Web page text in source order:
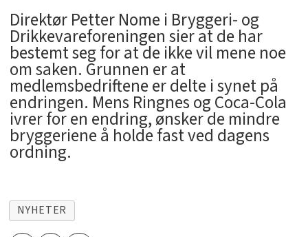
Direktør Petter Nome i Bryggeri- og
Drikkevareforeningen sier at de har
bestemt seg for at de ikke vil mene noe
om saken. Grunnen er at
medlemsbedriftene er delte i synet på
endringen. Mens Ringnes og Coca-Cola
ivrer for en endring, ønsker de mindre
bryggeriene å holde fast ved dagens
ordning.
NYHETER